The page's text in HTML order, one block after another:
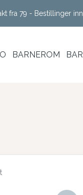
fra 79 - Bestillinger
BARNEROM